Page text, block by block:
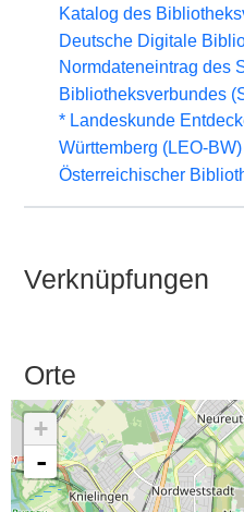
Katalog des
Deutsche Digitale
Normdateneintrag des
Bibliotheksverbundes
* Landeskunde
Württemberg (LEO-BW)
Österreichischer
Verknüpfungen
Orte
+
-